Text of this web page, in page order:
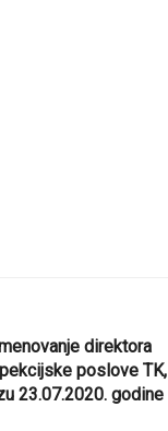
direktora
poslove TK,
23.07.2020. godine